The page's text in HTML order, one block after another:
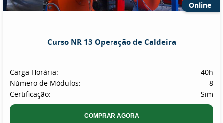
Online
Curso NR 13 Operação de Caldeira
Carga Horária:
40h
Número de Módulos:
8
Certificação:
Sim
COMPRAR AGORA